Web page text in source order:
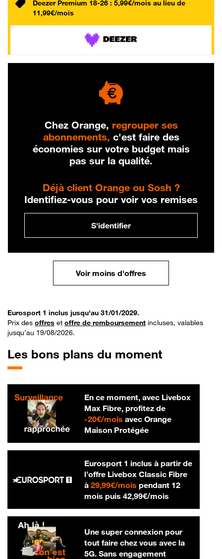
Deezer Premium 18-26 : 5,99€/mois au lieu de
11,99€/mois
Chez Orange, regrouper ses
abonnements, c'est faire des
économies sur votre budget mais
pas sur la qualité.
Déjà client Orange ou Sosh ?
Identifiez-vous pour voir vos remises
S'identifier
Voir moins d'offres
Eurosport 1 inclus jusqu'au 31/01/2029.
Prix des offres et offre de remboursement incluses, valables
jusqu’au 19/08/2026.
Les bons plans du moment
En ce moment, avec Livebox
Max Fibre, profitez de
-20€/mois20 € par mois
avec Orange
Maison Protégée
Eurosport 1 inclus à partir de
l’offre Livebox Classic Fibre
à 29,99€/mois29,99 € par mois
pendant 12
mois puis 42,99€/mois42,99 € par
Une super connexion pour
tout faire chez vous avec la
5G. Sans engagement